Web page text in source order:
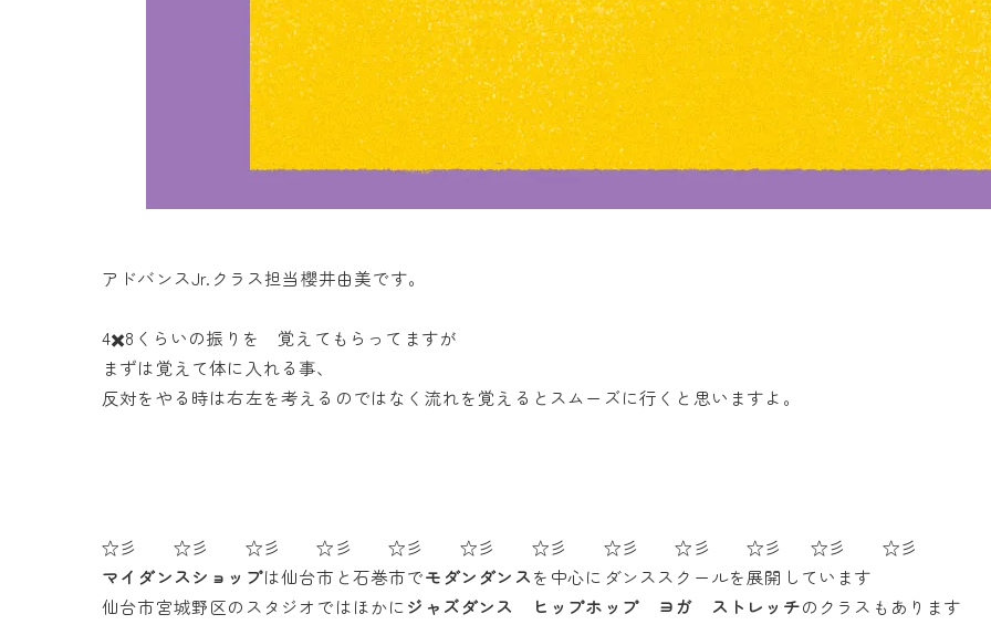
アドバンスJr.クラス担当櫻井由美です。
4✖️8くらいの振りを 覚えてもらってますが
まずは覚えて体に入れる事、
反対をやる時は右左を考えるのではなく流れを覚えるとスムーズに行くと思いますよ。
☆彡 ☆彡 ☆彡 ☆彡 ☆彡 ☆彡 ☆彡 ☆彡 ☆彡 ☆彡 ☆彡 ☆彡
マイダンスショップは仙台市と石巻市でモダンダンスを中心にダンススクールを展開しています
仙台市宮城野区のスタジオではほかにジャズダンス ヒップホップ ヨガ ストレッチのクラスもあります